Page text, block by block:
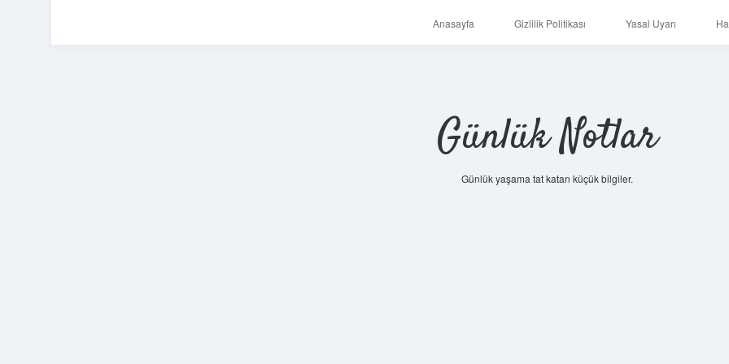
Anasayfa Gizlilik Politikası Yasal Uyarı
Günlük Notlar
Günlük yaşama tat katan küçük bilgiler.